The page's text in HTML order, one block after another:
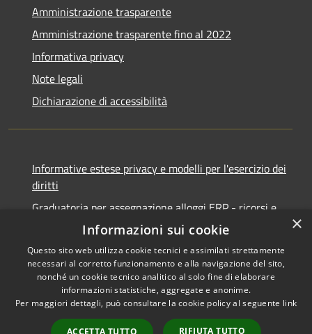
Amministrazione trasparente
Amministrazione trasparente fino al 2022
Informativa privacy
Note legali
Dichiarazione di accessibilità
Informative estese privacy e modelli per l'esercizio dei
diritti
Graduatoria per assegnazione alloggi ERP - ricorsi e
Accessibilità
Copyright © 2026 • Comune di
Ancona • Powered by
Municipium• Accesso
×
Informazioni sui cookie
Questo sito web utilizza cookie tecnici e assimilati strettamente
necessari al corretto funzionamento e alla navigazione del sito,
nonché un cookie tecnico analitico al solo fine di elaborare
informazioni statistiche, aggregate e anonime.
Per maggiori dettagli, può consultare la cookie policy al seguente link
ACCETTA TUTTO RIFIUTA TUTTO